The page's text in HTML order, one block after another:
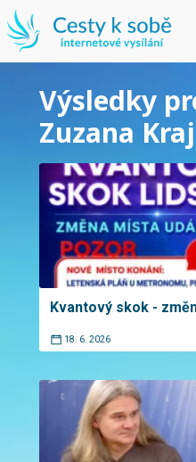
Výsledky
Zuzana
Kvantový skok -
18. 6. 2026